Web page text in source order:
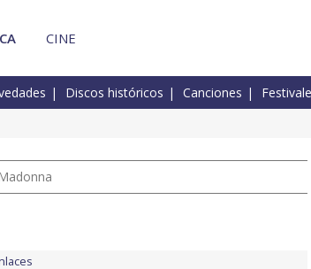
CINE
Discos históricos Canciones